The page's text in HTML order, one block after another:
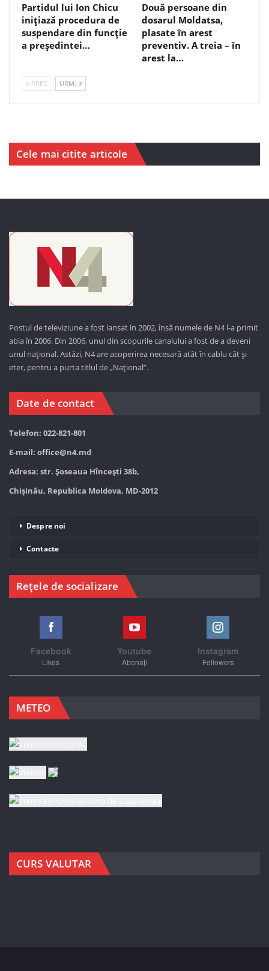
Partidul lui Ion Chicu
inițiază procedura de
suspendare din funcție
a președintei…
Două persoane din
dosarul Moldatsa,
plasate în arest
preventiv. A treia – în
arest la…
PREC. URM.
Cele mai citite articole
Postul de televiziune a fost lansat in 2002, însă numele de N4 l-a primit
abia în 2006. Din 2006, unul din scopurile canalului a fost de a deveni
unul național. Astăzi, N4 are acoperirea necesară atât în cablu cât și
eter, pentru a purta titlul de „Național”.
Date de contact
Telefon: 022-821-801
E-mail: office@n4.md
Adresa: str. Șoseaua Hînceşti 38b,
Chișinău, Republica Moldova, MD-2012
Despre noi
Contacte
Rețele de socializare
Facebook
Likes
Youtube
Abonați
Instagram
Followers
METEO
CURS VALUTAR